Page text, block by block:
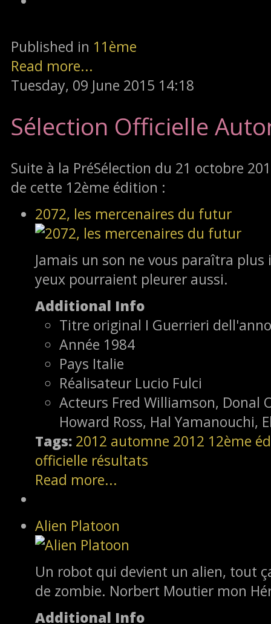
Published in 11ème
Read more...
Tuesday, 09 June 2015 14:18
Sélection Officielle
Suite à la PréSélection du 21 octobre
de cette 12ème édition :
2072, les mercenaires du futur
Jamais un son ne vous paraîtra
yeux pourraient pleurer aussi.
Additional Info
Titre original I Guerrieri
Année 1984
Pays Italie
Réalisateur Lucio Fulci
Acteurs Fred Williamson, Donal
Howard Ross, Hal Yamanouchi,
Tags: 2012 automne 2012 12ème
officielle résultats
Read more...
Alien Platoon
Un robot qui devient un alien, tout
de zombie. Norbert Moutier mon
Additional Info